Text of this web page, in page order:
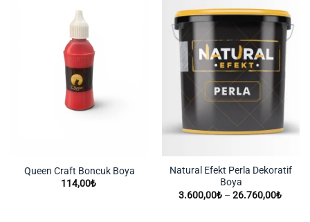
Queen Craft Boncuk Boya
114,00₺
Listeme
Ekle
Natural Efekt Perla Dekoratif
Boya
3.600,00₺ – 26.760,00₺Fiyat